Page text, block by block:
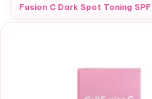
Fusion C Dark Spot Toning